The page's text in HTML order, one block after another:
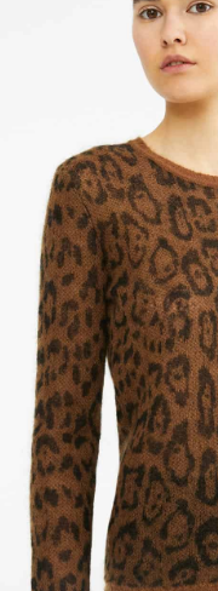
Sweater,
Jersey de punto Max
Confeccionado con
ribetes acanalados,
prenda.
Este producto no está